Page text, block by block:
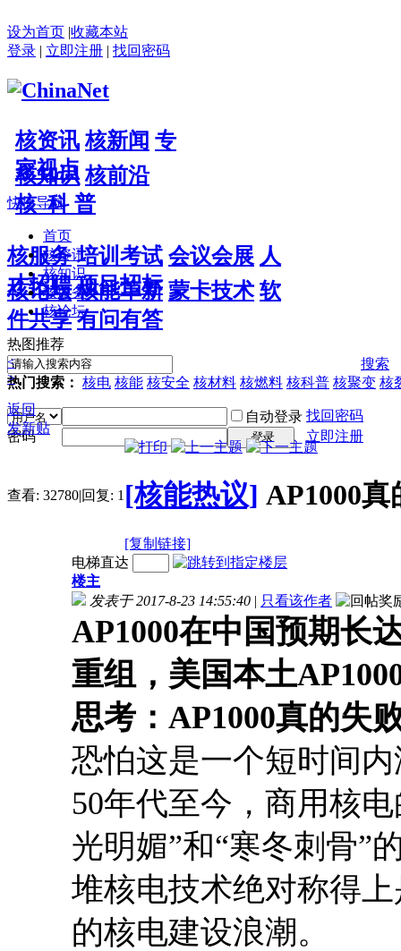
设为首页 |收藏本站
登录 | 立即注册 | 找回密码
核资讯 核新闻 专
家视点
核知识 核前沿
核 科 普
核服务 培训考试 会议会展 人
才招聘 项目招标
核论坛 核能革新 蒙卡技术 软
件共享 有问有答
搜索
热门搜索： 核电 核能 核安全 核材料 核燃料 核科普 核聚变 核
自动登录 找回密码
密码
登录 立即注册
快捷导航
首页
核资讯
核知识
核服务
核论坛
热图推荐
<
>
返回
发新贴
查看: 32780|回复: 1 [核能热议] AP1000
[复制链接]
电梯直达
楼主
发表于 2017-8-23 14:55:40 | 只看该作者
AP1000在中国预期长
重组，美国本土
思考：AP1000真的失
恐怕这是一个短时间
50年代至今，商用核
光明媚”和“寒冬刺骨”
堆核电技术绝对称得
的核电建设浪潮。